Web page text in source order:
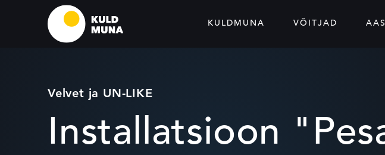
KULDMUNA VÕITJAD
Velvet ja UN-LIKE
Installatsioon